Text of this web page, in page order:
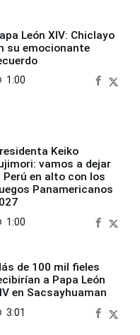
León XIV: Chiclayo
su emocionante
1:00
Keiko
vamos a dejar
Perú en alto con los
Panamericanos
1:00
de 100 mil fieles
a Papa León
en Sacsayhuaman
3:01